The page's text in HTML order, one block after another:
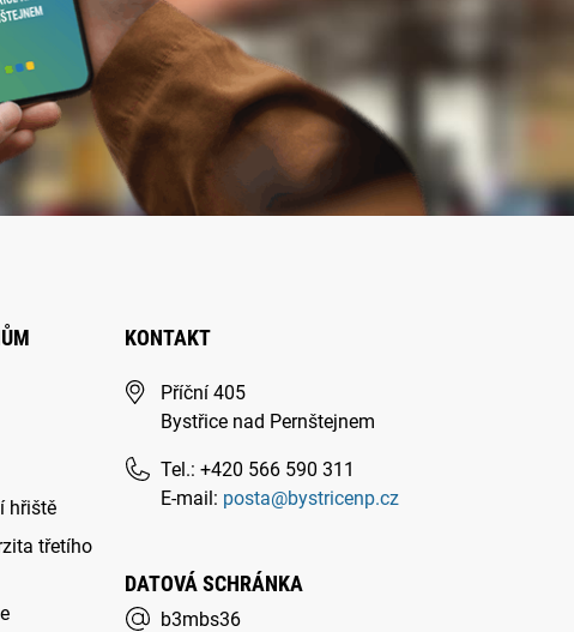
hřiště
třetího
KONTAKT
Příční 405
Bystřice nad Pernštejnem
Tel.: +420 566 590 311
E-mail: posta@bystricenp.cz
DATOVÁ SCHRÁNKA
b3mbs36